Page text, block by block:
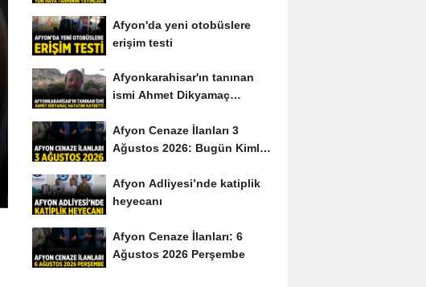
Afyon'da yeni otobüslere
erişim testi
Afyonkarahisar'ın tanınan
ismi Ahmet Dikyamaç
Afyon Cenaze İlanları 3
Ağustos 2026: Bugün Kimler
Afyon Adliyesi’nde katiplik
heyecanı
Afyon Cenaze İlanları: 6
Ağustos 2026 Perşembe